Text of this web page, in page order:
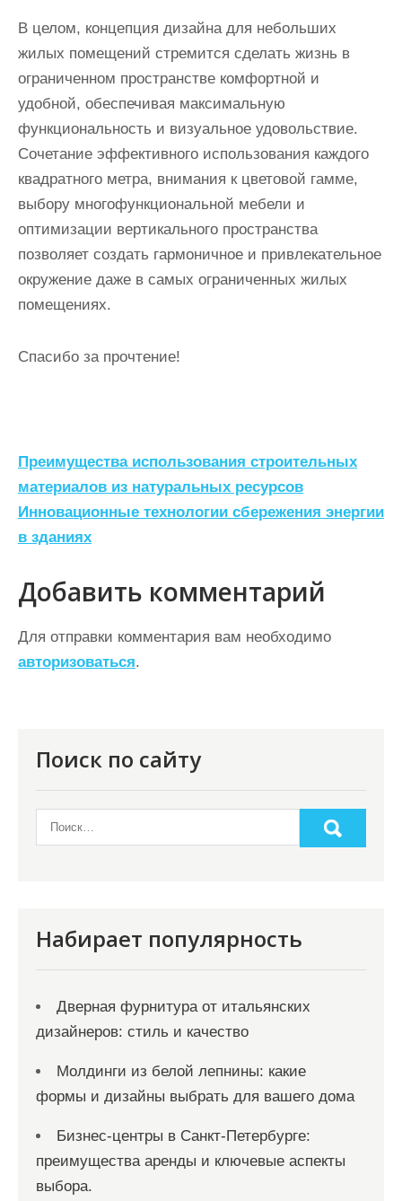
В целом, концепция дизайна для небольших
жилых помещений стремится сделать жизнь в
ограниченном пространстве комфортной и
удобной, обеспечивая максимальную
функциональность и визуальное удовольствие.
Сочетание эффективного использования каждого
квадратного метра, внимания к цветовой гамме,
выбору многофункциональной мебели и
оптимизации вертикального пространства
позволяет создать гармоничное и привлекательное
окружение даже в самых ограниченных жилых
помещениях.
Спасибо за прочтение!
Н
а
в
и
г
а
ц
и
м
Преимущества использования строительных
материалов из натуральных ресурсов
Инновационные технологии сбережения энергии
в зданиях
Добавить комментарий
Для отправки комментария вам необходимо
авторизоваться.
Поиск по сайту
Набирает популярность
Дверная фурнитура от итальянских
дизайнеров: стиль и качество
Молдинги из белой лепнины: какие
формы и дизайны выбрать для вашего дома
Бизнес-центры в Санкт-Петербурге:
преимущества аренды и ключевые аспекты
выбора.